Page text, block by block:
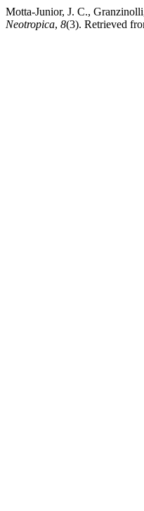
Motta-Junior, J. C.,
Neotropica, 8(3). Retrieved